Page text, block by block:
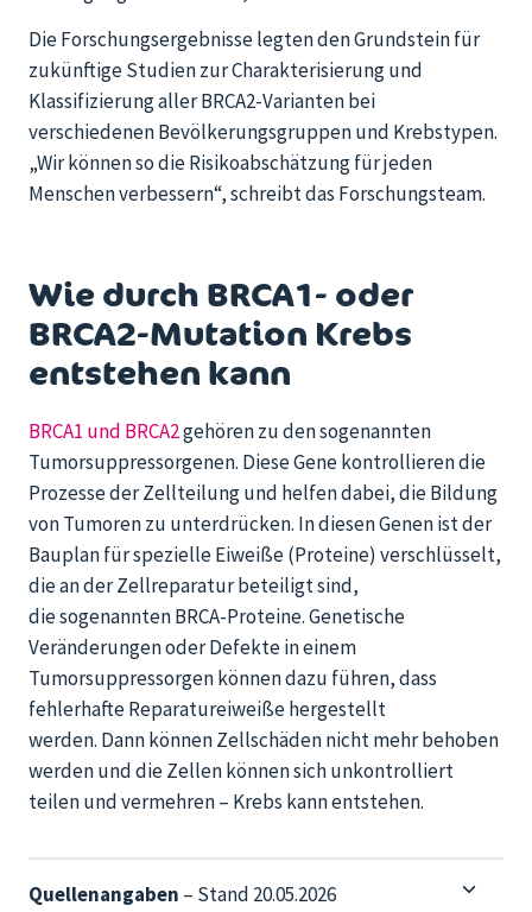
Die Forschungsergebnisse legten den Grundstein für
zukünftige Studien zur Charakterisierung und
Klassifizierung aller BRCA2-Varianten bei
verschiedenen Bevölkerungsgruppen und Krebstypen.
„Wir können so die Risikoabschätzung für jeden
Menschen verbessern“, schreibt das Forschungsteam.
Wie durch BRCA1- oder
BRCA2-Mutation Krebs
entstehen kann
BRCA1 und BRCA2gehören zu den sogenannten
Tumorsuppressorgenen. Diese Gene kontrollieren die
Prozesse der Zellteilung und helfen dabei, die Bildung
von Tumoren zu unterdrücken. Indiesen Genenistder
Bauplan für spezielle Eiweiße (Proteine) verschlüsselt,
die an der Zellreparatur beteiligt sind,
diesogenanntenBRCA-Proteine. Genetische
Veränderungen oder Defekte in einem
Tumorsuppressorgen können dazu führen, dass
fehlerhafte Reparatureiweiße hergestellt
werden. Dann können Zellschäden nicht mehr behoben
werden unddie Zellenkönnen sichunkontrolliert
teilen und vermehren – Krebs kann entstehen.
Quellenangaben – Stand 20.05.2026